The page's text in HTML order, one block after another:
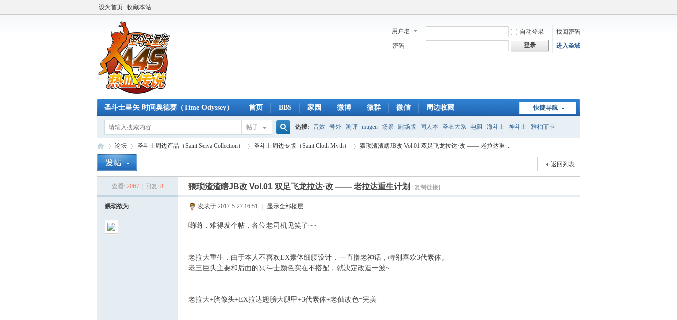
设为首页 收藏本站
用户名 自动登录
找回密码
密码
登录 进入圣域
快捷导航
圣斗士星矢 时间奥德赛（Time Odyssey） 首页 BBS 家园 微博 微群 微信 周边收藏
帖子
搜
索
热搜: 音效 号外 测评 mugen 场景 剧场版 同人本 圣衣大系 电阻 海斗士 神斗士 雅柏菲卡
蓝光版 白羊 冥王神话 CBC FTP 下载 粤语 狮子 双子
论坛
›
圣斗士周边产品（Saint Seiya Collection）
›
圣斗士周边专版（Saint Cloth Myth）
›
猥琐渣渣瞎JB改 Vol.01 双足飞龙拉达·改 —— 老拉达重 ...
返回列表
查看: 2067 回复: 8 猥琐渣渣瞎JB改 Vol.01 双足飞龙拉达·改 —— 老拉达重生计划 [复制链接]
猥琐欲为 发表于 2017-5-27 16:51 显示全部楼层
哟哟，难得发个帖，各位老司机见笑了~~
老拉大重生，由于本人不喜欢EX素体细腰设计，一直撸老神话，特别喜欢3代素体。
老三巨头主要和后面的冥斗士颜色实在不搭配，就决定改造一波~
老拉大+胸像头+EX拉达翅膀大腿甲+3代素体+老仙改色=完美